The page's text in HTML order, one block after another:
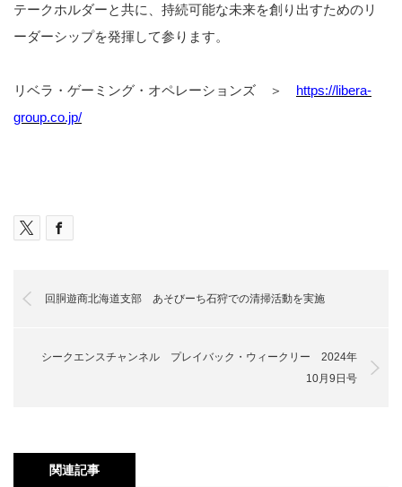
テークホルダーと共に、持続可能な未来を創り出すためのリ
ーダーシップを発揮して参ります。
リベラ・ゲーミング・オペレーションズ ＞ https://libera-
group.co.jp/
回胴遊商北海道支部 あそびーち石狩での清掃活動を実施
シークエンスチャンネル プレイバック・ウィークリー 2024年
10月9日号
関連記事